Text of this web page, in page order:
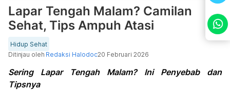
Lapar Tengah Malam? Camilan
Sehat, Tips Ampuh Atasi
Hidup Sehat
Ditinjau oleh Redaksi Halodoc20 Februari 2026
Sering Lapar Tengah Malam? Ini Penyebab dan
Tipsnya